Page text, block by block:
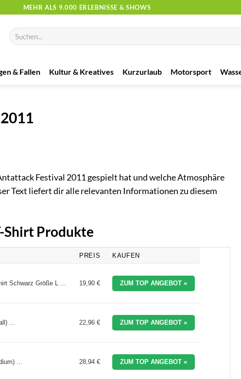
MEHR ALS 9.000 ERLEBNISSE & SHOWS
Suchen
nach:
& Fallen Kultur & Kreatives Kurzurlaub Motorsport
Festival 2011 gespielt hat und welche Atmosphäre
Text liefert dir alle relevanten Informationen zu diesem
Shirt Produkte
PREIS KAUFEN
Schwarz Größe L ... 19,90 € ZUM TOP ANGEBOT »
... 22,96 € ZUM TOP ANGEBOT »
... 28,94 € ZUM TOP ANGEBOT »